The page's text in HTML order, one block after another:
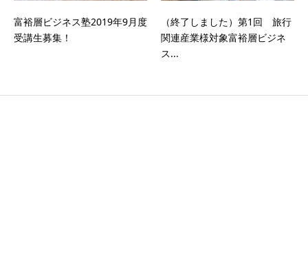
富裕層ビジネス塾2019年9月度
受講生募集！
（終了しました）第1回 旅行
関連産業様対象富裕層ビジネ
ス...